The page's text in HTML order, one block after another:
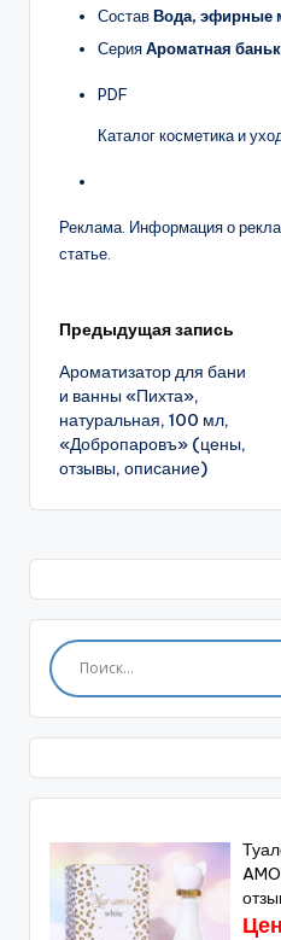
СоставВода, эфирные
СерияАроматная
PDF
Каталог косметика и
Реклама. Информация о
статье.
Навигация
записи
Предыдущая запись
Ароматизатор для бани
и ванны «Пихта»,
натуральная, 100 мл,
«Добропаровъ» (цены,
отзывы, описание)